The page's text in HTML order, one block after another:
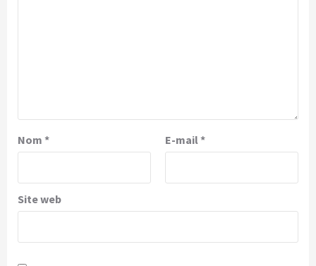
Nom * E-mail *
Site web